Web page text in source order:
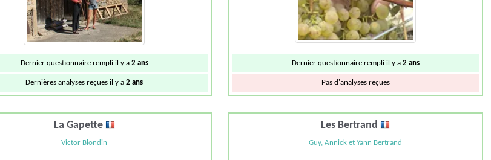
Dernier questionnaire rempli il y a 2 ans
Dernières analyses reçues il y a 2 ans
Dernier questionnaire rempli il y a 2 ans
Pas d'analyses reçues
La Gapette
Victor Blondin
Les Bertrand
Guy, Annick et Yann Bertrand